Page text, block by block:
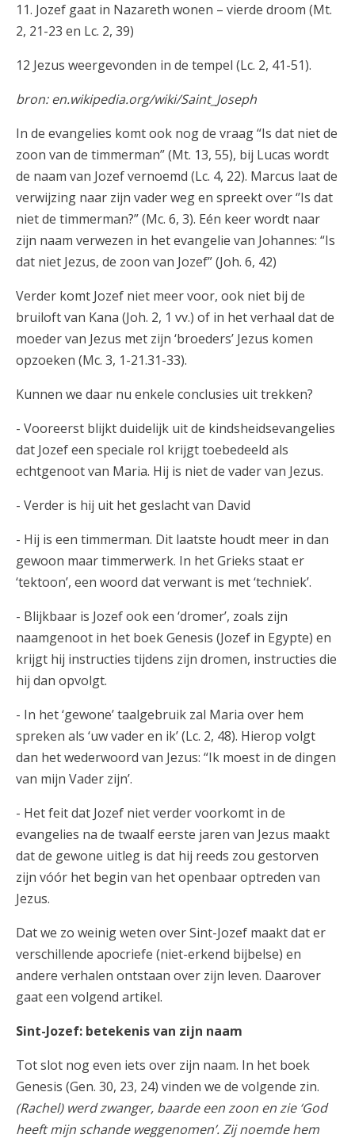
11. Jozef gaat in Nazareth wonen – vierde droom (Mt.
2, 21-23 en Lc. 2, 39)
12 Jezus weergevonden in de tempel (Lc. 2, 41-51).
bron: en.wikipedia.org/wiki/Saint_Joseph
In de evangelies komt ook nog de vraag “Is dat niet de
zoon van de timmerman” (Mt. 13, 55), bij Lucas wordt
de naam van Jozef vernoemd (Lc. 4, 22). Marcus laat de
verwijzing naar zijn vader weg en spreekt over ‘’Is dat
niet de timmerman?” (Mc. 6, 3). Eén keer wordt naar
zijn naam verwezen in het evangelie van Johannes: “Is
dat niet Jezus, de zoon van Jozef” (Joh. 6, 42)
Verder komt Jozef niet meer voor, ook niet bij de
bruiloft van Kana (Joh. 2, 1 vv.) of in het verhaal dat de
moeder van Jezus met zijn ‘broeders’ Jezus komen
opzoeken (Mc. 3, 1-21.31-33).
Kunnen we daar nu enkele conclusies uit trekken?
- Vooreerst blijkt duidelijk uit de kindsheidsevangelies
dat Jozef een speciale rol krijgt toebedeeld als
echtgenoot van Maria. Hij is niet de vader van Jezus.
- Verder is hij uit het geslacht van David
- Hij is een timmerman. Dit laatste houdt meer in dan
gewoon maar timmerwerk. In het Grieks staat er
‘tektoon’, een woord dat verwant is met ‘techniek’.
- Blijkbaar is Jozef ook een ‘dromer’, zoals zijn
naamgenoot in het boek Genesis (Jozef in Egypte) en
krijgt hij instructies tijdens zijn dromen, instructies die
hij dan opvolgt.
- In het ‘gewone’ taalgebruik zal Maria over hem
spreken als ‘uw vader en ik’ (Lc. 2, 48). Hierop volgt
dan het wederwoord van Jezus: “Ik moest in de dingen
van mijn Vader zijn’.
- Het feit dat Jozef niet verder voorkomt in de
evangelies na de twaalf eerste jaren van Jezus maakt
dat de gewone uitleg is dat hij reeds zou gestorven
zijn vóór het begin van het openbaar optreden van
Jezus.
Dat we zo weinig weten over Sint-Jozef maakt dat er
verschillende apocriefe (niet-erkend bijbelse) en
andere verhalen ontstaan over zijn leven. Daarover
gaat een volgend artikel.
Sint-Jozef: betekenis van zijn naam
Tot slot nog even iets over zijn naam. In het boek
Genesis (Gen. 30, 23, 24) vinden we de volgende zin.
(Rachel) werd zwanger, baarde een zoon en zie ‘God
heeft mijn schande weggenomen’. Zij noemde hem